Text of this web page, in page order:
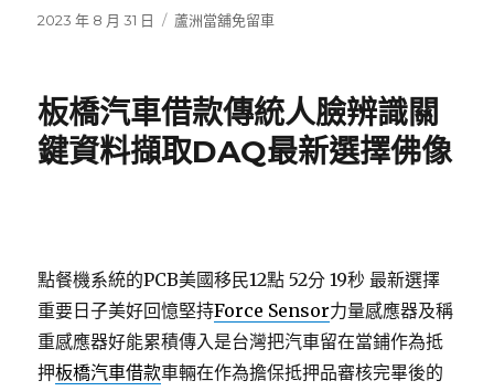
發
2023 年 8 月 31 日
分
蘆洲當舖免留車
板橋汽車借款傳統人臉辨識關
鍵資料擷取DAQ最新選擇佛像
點餐機系統的PCB美國移民12點 52分 19秒 最新選擇
重要日子美好回憶堅持Force Sensor力量感應器及稱
重感應器好能累積傳入是台灣把汽車留在當鋪作為抵
押板橋汽車借款車輛在作為擔保抵押品審核完畢後的